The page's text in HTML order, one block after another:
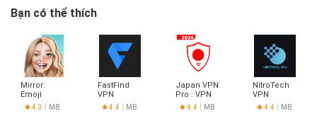
Bạn có thể thích
Mirror:
Emoji
meme
maker
4.3 MB
FastFind
VPN
4.4 MB
Japan VPN
Pro : VPN
For Japan
4.4 MB
NitroTech
VPN
4.4 MB